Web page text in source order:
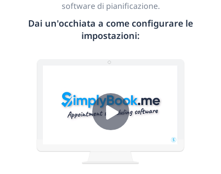
software di pianificazione.
Dai un'occhiata a come configurare le
impostazioni: